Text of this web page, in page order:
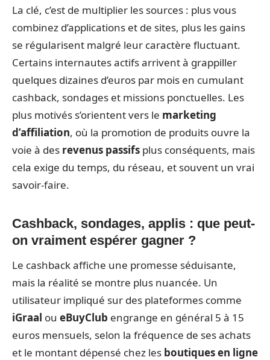
La clé, c’est de multiplier les sources : plus vous
combinez d’applications et de sites, plus les gains
se régularisent malgré leur caractère fluctuant.
Certains internautes actifs arrivent à grappiller
quelques dizaines d’euros par mois en cumulant
cashback, sondages et missions ponctuelles. Les
plus motivés s’orientent vers le marketing
d’affiliation, où la promotion de produits ouvre la
voie à des revenus passifs plus conséquents, mais
cela exige du temps, du réseau, et souvent un vrai
savoir-faire.
Cashback, sondages, applis : que peut-
on vraiment espérer gagner ?
Le cashback affiche une promesse séduisante,
mais la réalité se montre plus nuancée. Un
utilisateur impliqué sur des plateformes comme
iGraal ou eBuyClub engrange en général 5 à 15
euros mensuels, selon la fréquence de ses achats
et le montant dépensé chez les boutiques en ligne